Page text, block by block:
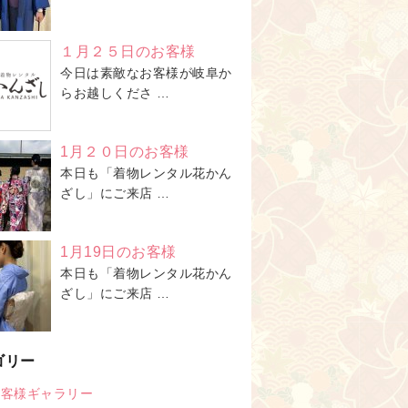
１月２５日のお客様
今日は素敵なお客様が岐阜か
らお越しくださ …
1月２０日のお客様
本日も「着物レンタル花かん
ざし」にご来店 …
1月19日のお客様
本日も「着物レンタル花かん
ざし」にご来店 …
リー
様ギャラリー